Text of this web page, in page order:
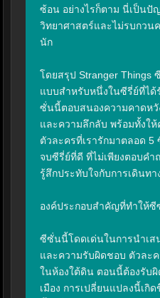
ซ้อน อย่างไรก็ตาม นี่เป็นปั
วิทยาศาสตร์และไม่รบกวน
นัก
โดยสรุป Stranger
แบบสำหรับหนึ่งในซีรี่ย์ที่ไ
ซั่นนี้ตอบสนองความคาดห
และความลึกลับ พร้อมทั้งใ
ตัวละครที่เรารักมาตลอด 5
จบซีรี่ย์ที่ดี ที่ไม่เพียงตอบคำ
รู้สึกประทับใจกับการเดินท
องค์ประกอบสำคัญที่ทำให้
ซีซั่นนี้โดดเด่นในการนำเส
และความรับผิดชอบ ตัวละค
ในห้องใต้ดิน ตอนนี้ต้องรับ
เมือง การเปลี่ยนแปลงนี้เกิ